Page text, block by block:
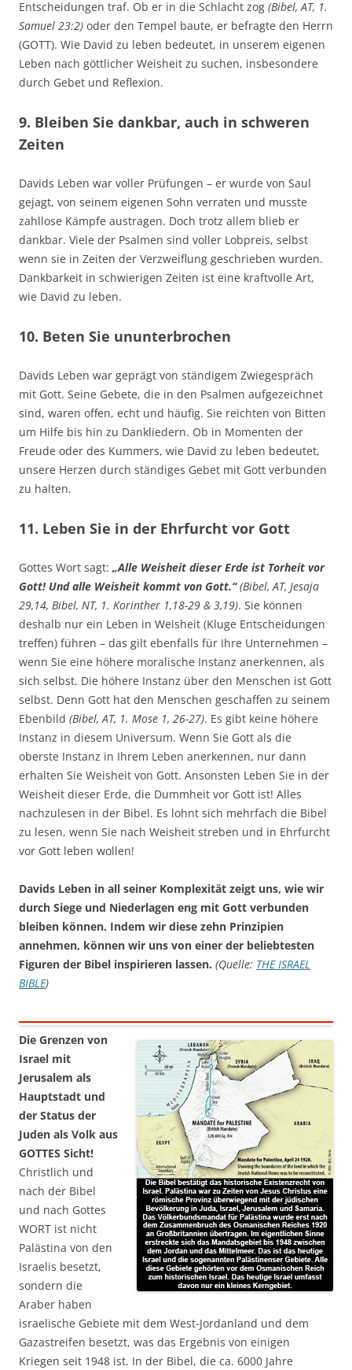
Entscheidungen traf. Ob er in die Schlacht zog (Bibel, AT, 1.
Samuel 23:2) oder den Tempel baute, er befragte den Herrn
(GOTT). Wie David zu leben bedeutet, in unserem eigenen
Leben nach göttlicher Weisheit zu suchen, insbesondere
durch Gebet und Reflexion.
9. Bleiben Sie dankbar, auch in schweren
Zeiten
Davids Leben war voller Prüfungen – er wurde von Saul
gejagt, von seinem eigenen Sohn verraten und musste
zahllose Kämpfe austragen. Doch trotz allem blieb er
dankbar. Viele der Psalmen sind voller Lobpreis, selbst
wenn sie in Zeiten der Verzweiflung geschrieben wurden.
Dankbarkeit in schwierigen Zeiten ist eine kraftvolle Art,
wie David zu leben.
10. Beten Sie ununterbrochen
Davids Leben war geprägt von ständigem Zwiegespräch
mit Gott. Seine Gebete, die in den Psalmen aufgezeichnet
sind, waren offen, echt und häufig. Sie reichten von Bitten
um Hilfe bis hin zu Dankliedern. Ob in Momenten der
Freude oder des Kummers, wie David zu leben bedeutet,
unsere Herzen durch ständiges Gebet mit Gott verbunden
zu halten.
11. Leben Sie in der Ehrfurcht vor Gott
Gottes Wort sagt: „Alle Weisheit dieser Erde ist Torheit vor
Gott! Und alle Weisheit kommt von Gott.“ (Bibel, AT, Jesaja
29,14, Bibel, NT, 1. Korinther 1,18-29 & 3,19). Sie können
deshalb nur ein Leben in Weisheit (Kluge Entscheidungen
treffen) führen – das gilt ebenfalls für Ihre Unternehmen –
wenn Sie eine höhere moralische Instanz anerkennen, als
sich selbst. Die höhere Instanz über den Menschen ist Gott
selbst. Denn Gott hat den Menschen geschaffen zu seinem
Ebenbild (Bibel, AT, 1. Mose 1, 26-27). Es gibt keine höhere
Instanz in diesem Universum. Wenn Sie Gott als die
oberste Instanz in Ihrem Leben anerkennen, nur dann
erhalten Sie Weisheit von Gott. Ansonsten Leben Sie in der
Weisheit dieser Erde, die Dummheit vor Gott ist! Alles
nachzulesen in der Bibel. Es lohnt sich mehrfach die Bibel
zu lesen, wenn Sie nach Weisheit streben und in Ehrfurcht
vor Gott leben wollen!
Davids Leben in all seiner Komplexität zeigt uns, wie wir
durch Siege und Niederlagen eng mit Gott verbunden
bleiben können. Indem wir diese zehn Prinzipien
annehmen, können wir uns von einer der beliebtesten
Figuren der Bibel inspirieren lassen. (Quelle: THE ISRAEL
BIBLE)
Die Grenzen von
Israel mit
Jerusalem als
Hauptstadt und
der Status der
Juden als Volk aus
GOTTES Sicht!
Christlich und
nach der Bibel
und nach Gottes
WORT ist nicht
Palästina von den
Israelis besetzt,
sondern die
Araber haben
israelische Gebiete mit dem West-Jordanland und dem
Gazastreifen besetzt, was das Ergebnis von einigen
Kriegen seit 1948 ist. In der Bibel, die ca. 6000 Jahre